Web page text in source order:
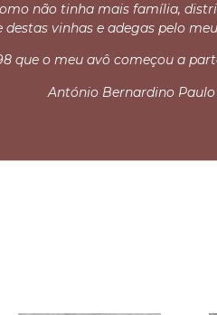
não tinha mais família,
vinhas e adegas pelo
que o meu avô começou a
António Bernardino